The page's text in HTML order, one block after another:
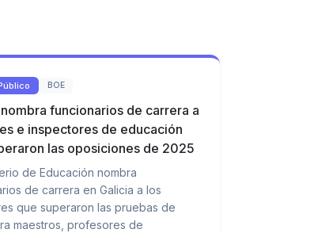
BOE
funcionarios de carrera a
e inspectores de educación
las oposiciones de 2025
de Educación nombra
de carrera en Galicia a los
que superaron las pruebas de
maestros, profesores de